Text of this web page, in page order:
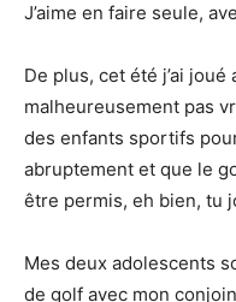
J’aime en faire seule,
De plus, cet été j’ai
malheureusement pas
des enfants sportifs
abruptement et que le
être permis, eh bien, tu
Mes deux adolescents
de golf avec mon